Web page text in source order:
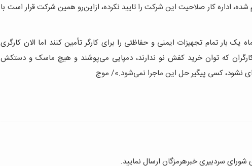
اداره کار صلاحیت این شرکت را تایید نکرده، ازاین‌رو همین شرکت قرار است با
گفته‌ی وی «تمام شرکت‌های پیمانکاری موظف‌اند که هر ۶ ماه یک بار تمام تجهیزات ایمنی و حفاظتی را برای کارگر تأمین کنند اما الان کارگری
کارگران که توان خرید کفش نو ندارند، دمپایی می‌پوشند و هیچ ماسک و دستکش
نشود، کسی پیگیر حل این ماجرا نمی‌شود.»/ موج
شورای سردبیری خبرهرمزگان ارسال نمایید.